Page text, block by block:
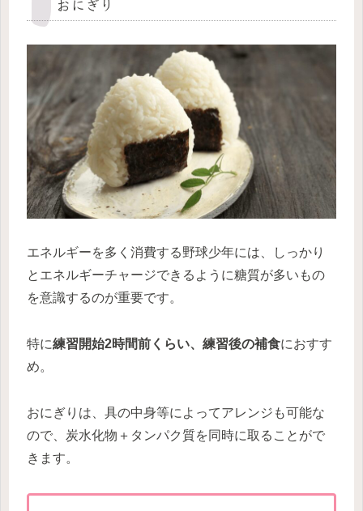
エネルギーを多く消費する野球少年には、しっかり
とエネルギーチャージできるように糖質が多いもの
を意識するのが重要です。
特に練習開始2時間前くらい、練習後の補食におすす
め。
おにぎりは、具の中身等によってアレンジも可能な
ので、炭水化物＋タンパク質を同時に取ることがで
きます。